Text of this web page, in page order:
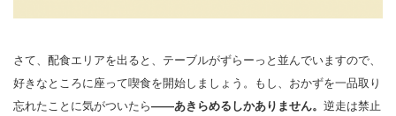
さて、配食エリアを出ると、テーブルがずらーっと並んでいますので、
好きなところに座って喫食を開始しましょう。もし、おかずを一品取り
忘れたことに気がついたら――あきらめるしかありません。 逆走は禁止